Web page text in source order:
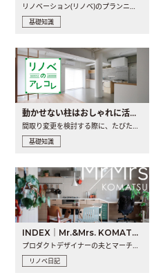
リノベーション(リノベ)のプランニングで一番最初に決めるのは..
基礎知識
動かせない柱はおしゃれに活用！柱を魅せるリノベーション(リノベ)4選
間取り変更を検討する際に、たびたび皆さんの頭を悩ませる動か..
基礎知識
INDEX｜Mr.&Mrs. KOMATSU renovation diary
プロダクトデザイナーの夫とマーチャンダイザーの妻が、夫婦で..
リノベ日記